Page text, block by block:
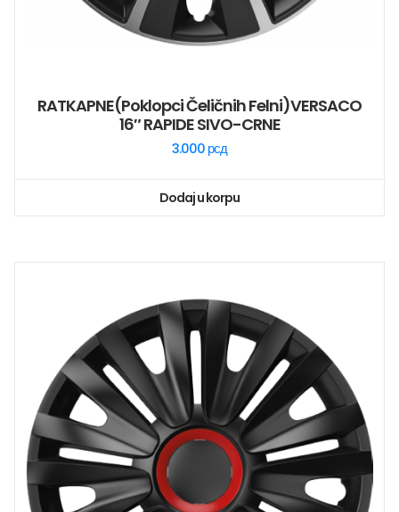
RATKAPNE(poklopci Čeličnih Felni)VERSACO
16″ RAPIDE SIVO-CRNE
3.000 рсд
Dodaj u korpu